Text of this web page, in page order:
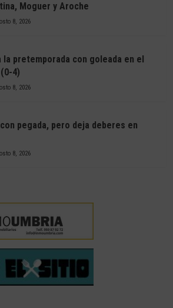
Moguer y Aroche
8, 2026
la pretemporada con goleada en el
4)
8, 2026
pegada, pero deja deberes en
8, 2026